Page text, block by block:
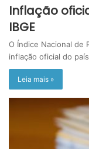
Inflação
IBGE
O Índice Nacional de
inflação oficial do
Leia mais »